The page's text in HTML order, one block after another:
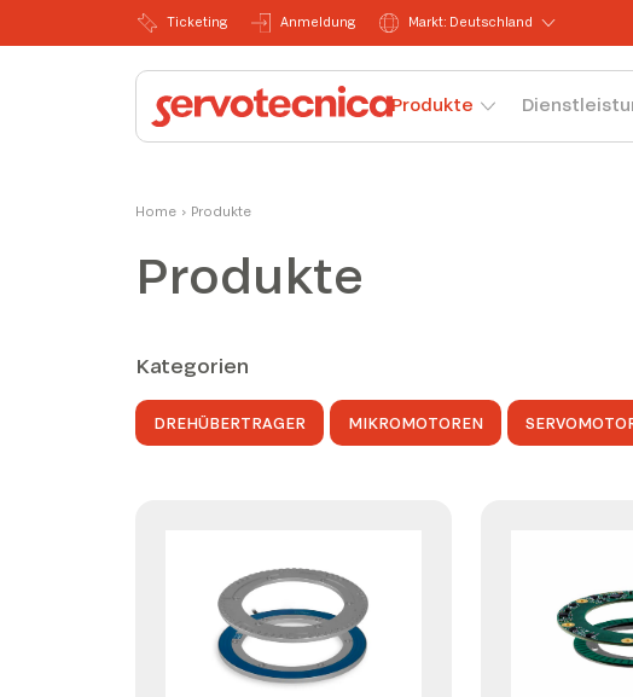
Ticketing Anmeldung Markt: Deutschland
Produkte
Home › Produkte
Produkte
Kategorien
DREHÜBERTRAGER MIKROMOTOREN